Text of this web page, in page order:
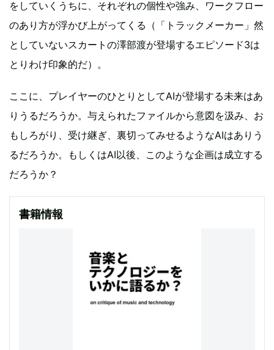
をしていくうちに、それぞれの個性や強み、ワークフロー
のあり方が浮かび上がってくる（「トラックメーカー」然
としていないスカートの澤部渡が登場するエピソード3は
とりわけ印象的だ）。
ここに、プレイヤーのひとりとしてAIが登場する未来はあ
りうるだろうか。与えられたファイルから意図を汲み、お
もしろがり、受け継ぎ、裏切ってみせるようなAIはありう
るだろうか。もしくはAI以後、このような企画は成立する
だろうか？
書籍情報